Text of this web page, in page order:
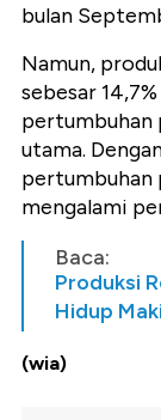
bulan
Namun,
sebesar
pertumbuhan
utama.
pertumbuhan
mengalami
Baca:
Produksi
Hidup
(wia)